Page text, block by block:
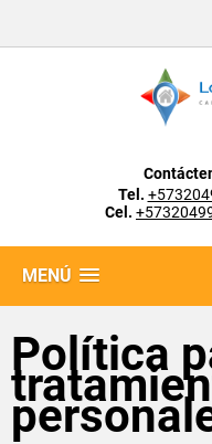
Tel.
Cel.
MENÚ
Política